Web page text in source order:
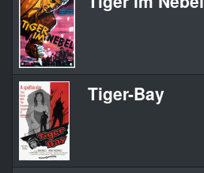
Tiger-Bay